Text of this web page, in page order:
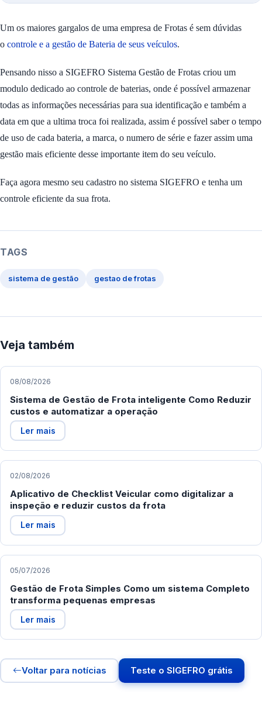
Um os maiores gargalos de uma empresa de Frotas é sem dúvidas
o controle e a gestão de Bateria de seus veículos.
Pensando nisso a SIGEFRO Sistema Gestão de Frotas criou um
modulo dedicado ao controle de baterias, onde é possível armazenar
todas as informações necessárias para sua identificação e também a
data em que a ultima troca foi realizada, assim é possível saber o tempo
de uso de cada bateria, a marca, o numero de série e fazer assim uma
gestão mais eficiente desse importante item do seu veículo.
Faça agora mesmo seu cadastro no sistema SIGEFRO e tenha um
controle eficiente da sua frota.
TAGS
sistema de gestão gestao de frotas
Veja também
08/08/2026
Sistema de Gestão de Frota inteligente Como Reduzir
custos e automatizar a operação
Ler mais
02/08/2026
Aplicativo de Checklist Veicular como digitalizar a
inspeção e reduzir custos da frota
Ler mais
05/07/2026
Gestão de Frota Simples Como um sistema Completo
transforma pequenas empresas
Ler mais
Voltar para notícias Teste o SIGEFRO grátis